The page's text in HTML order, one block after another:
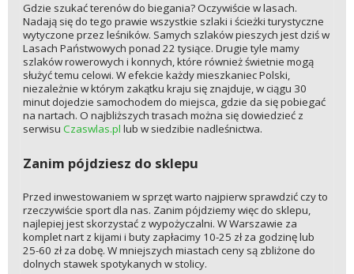
Gdzie szukać terenów do biegania? Oczywiście w lasach.
Nadają się do tego prawie wszystkie szlaki i ścieżki turystyczne
wytyczone przez leśników. Samych szlaków pieszych jest dziś w
Lasach Państwowych ponad 22 tysiące. Drugie tyle mamy
szlaków rowerowych i konnych, które również świetnie mogą
służyć temu celowi. W efekcie każdy mieszkaniec Polski,
niezależnie w którym zakątku kraju się znajduje, w ciągu 30
minut dojedzie samochodem do miejsca, gdzie da się pobiegać
na nartach. O najbliższych trasach można się dowiedzieć z
serwisu Czaswlas.pl lub w siedzibie nadleśnictwa.
Zanim pójdziesz do sklepu
Przed inwestowaniem w sprzęt warto najpierw sprawdzić czy to
rzeczywiście sport dla nas. Zanim pójdziemy więc do sklepu,
najlepiej jest skorzystać z wypożyczalni. W Warszawie za
komplet nart z kijami i buty zapłacimy 10-25 zł za godzinę lub
25-60 zł za dobę. W mniejszych miastach ceny są zbliżone do
dolnych stawek spotykanych w stolicy.